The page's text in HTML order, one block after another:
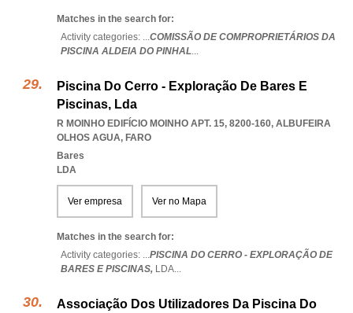
Matches in the search for:
Activity categories: ...COMISSÃO DE COMPROPRIETÁRIOS DA
PISCINA ALDEIA DO PINHAL...
Piscina Do Cerro - Exploração De Bares E
Piscinas, Lda
R MOINHO EDIFÍCIO MOINHO APT. 15, 8200-160, ALBUFEIRA
OLHOS AGUA, FARO
Bares
LDA
Ver empresa Ver no Mapa
Matches in the search for:
Activity categories: ...PISCINA DO CERRO - EXPLORAÇÃO DE
BARES E PISCINAS, LDA...
Associação Dos Utilizadores Da Piscina Do